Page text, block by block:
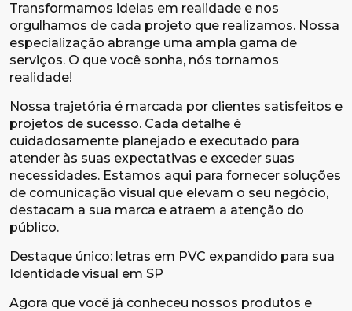
Transformamos ideias em realidade e nos
orgulhamos de cada projeto que realizamos. Nossa
especialização abrange uma ampla gama de
serviços. O que você sonha, nós tornamos
realidade!
Nossa trajetória é marcada por clientes satisfeitos e
projetos de sucesso. Cada detalhe é
cuidadosamente planejado e executado para
atender às suas expectativas e exceder suas
necessidades. Estamos aqui para fornecer soluções
de comunicação visual que elevam o seu negócio,
destacam a sua marca e atraem a atenção do
público.
Destaque único: letras em PVC expandido para sua
Identidade visual em SP
Agora que você já conheceu nossos produtos e